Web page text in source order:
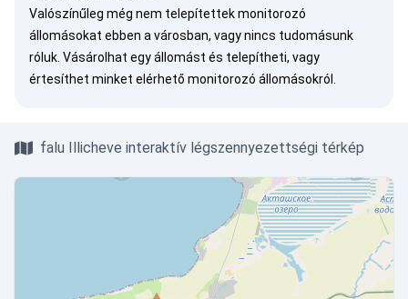
Valószínűleg még nem telepítettek monitorozó
állomásokat ebben a városban, vagy nincs tudomásunk
róluk. Vásárolhat egy állomást és telepítheti, vagy
értesíthet minket elérhető monitorozó állomásokról.
falu Illicheve interaktív légszennyezettségi térkép